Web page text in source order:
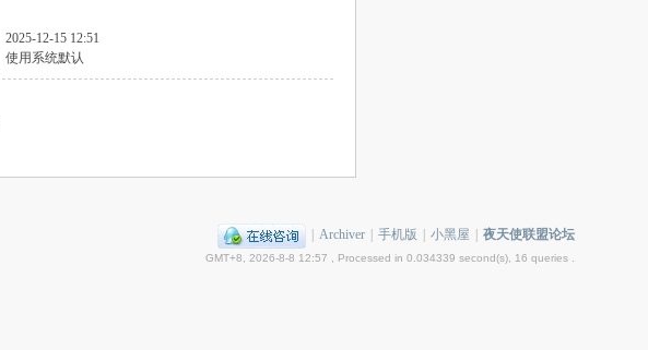
2025-12-15 12:51
使用系统默认
Archiver 手机版 小黑屋 夜天使联盟论坛
GMT+8, 2026-8-8 12:57 , Processed in 0.034339 second(s), 16 queries .